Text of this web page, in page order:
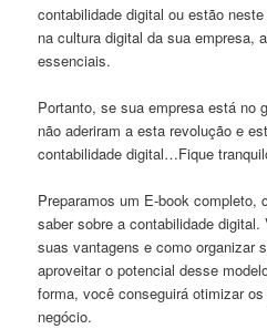
contabilidade digital ou estão
na cultura digital da sua empresa,
essenciais.
Portanto, se sua empresa está no
não aderiram a esta revolução e
contabilidade digital…Fique
Preparamos um E-book completo,
saber sobre a contabilidade digital.
suas vantagens e como organizar
aproveitar o potencial desse
forma, você conseguirá otimizar
negócio.